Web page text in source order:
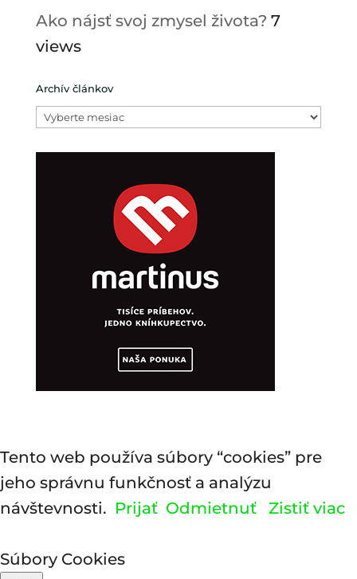
Ako nájsť svoj zmysel života? 7
views
Archív článkov
Archív
Tento web používa súbory “cookies” pre
jeho správnu funkčnosť a analýzu
návštevnosti. Prijať Odmietnuť Zistiť viac
Súbory Cookies